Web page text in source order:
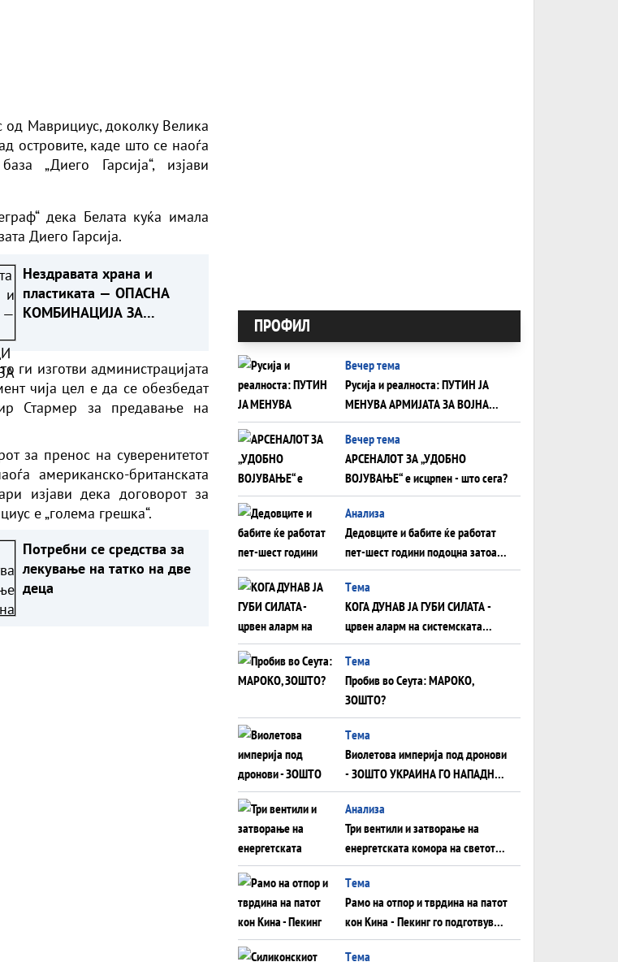
од Маврициус, доколку Велика
островите, каде што се наоѓа
„Диего Гарсија“, изјави
дека Белата куќа имала
Диего Гарсија.
Нездравата храна и
пластиката — ОПАСНА
КОМБИНАЦИЈА ЗА
ги изготви администрацијата
чија цел е да се обезбедат
Стармер за предавање на
за пренос на суверенитетот
американско-британската
изјави дека договорот за
е „голема грешка“.
Потребни се средства за
лекување на татко на две
деца
ПРОФИЛ
Вечер тема
Русија и реалноста: ПУТИН ЈА
МЕНУВА АРМИЈАТА ЗА ВОЈНА
ШТО ОСТАНУВА БЕЗ ФРОНТ
Вечер тема
АРСЕНАЛОТ ЗА „УДОБНО
ВОЈУВАЊЕ“ е исцрпен - што сега?
Анализа
Дедовците и бабите ќе работат
пет-шест години подоцна затоа
што НЕМААТ ВНУЦИ ДА ГИ
ЗАМЕНАТ
Tема
КОГА ДУНАВ ЈА ГУБИ СИЛАТА -
црвен аларм на системската
плоча од јужна Германија до
Црното Море...
Tема
Пробив во Сеута: МАРОКО,
ЗОШТО?
Tема
Виолетова империја под дронови
- ЗОШТО УКРАИНА ГО НАПАДНА
РУСКИОТ WILDBERRIES
Aнализа
Три вентили и затворање на
енергетската комора на светот:
Нападот во Суец најавува
глобален енергетски инфаркт?
Tема
Рамо на отпор и тврдина на патот
кон Кина - Пекинг го подготвува
Иран за американска копнена
Tема